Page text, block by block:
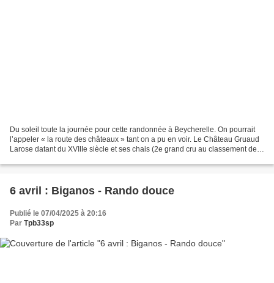
Du soleil toute la journée pour cette randonnée à Beycherelle. On pourrait
l’appeler « la route des châteaux » tant on a pu en voir. Le Château Gruaud
Larose datant du XVIIIe siècle et ses chais (2e grand cru au classement de
6 avril : Biganos - Rando douce
Publié le 07/04/2025 à 20:16
Par Tpb33sp